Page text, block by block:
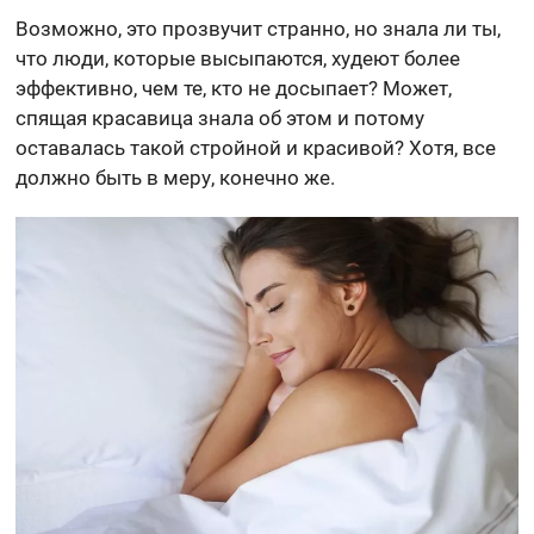
Возможно, это прозвучит странно, но знала ли ты,
что люди, которые высыпаются, худеют более
эффективно, чем те, кто не досыпает? Может,
спящая красавица знала об этом и потому
оставалась такой стройной и красивой? Хотя, все
должно быть в меру, конечно же.